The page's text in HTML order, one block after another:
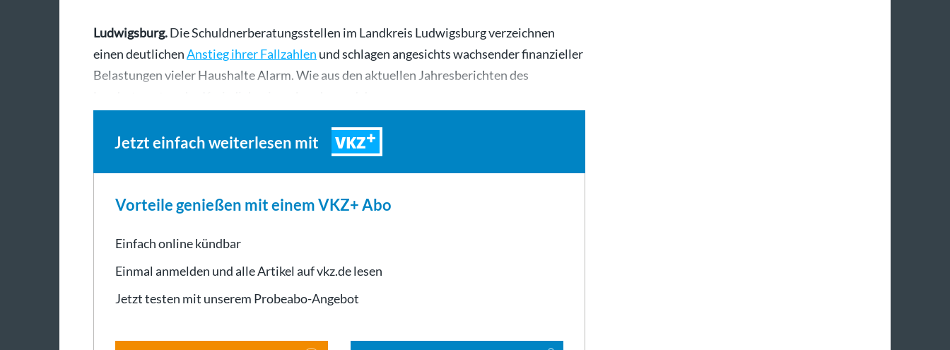
Ludwigsburg.Die Schuldnerberatungsstellen im Landkreis Ludwigsburg verzeichnen
einen deutlichenAnstieg ihrer Fallzahlen und schlagen angesichts wachsender finanzieller
Belastungen vieler Haushalte Alarm. Wie aus den aktuellen Jahresberichten des
Jetzt einfach weiterlesen mit VKZ
Vorteile genießen mit einem VKZ+ Abo
Einfach online kündbar
Einmal anmelden und alle Artikel auf vkz.de lesen
Jetzt testen mit unserem Probeabo-Angebot